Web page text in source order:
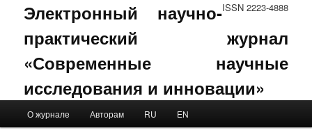
ISSN 2223-4888
Электронный научно-
практический журнал
«Современные научные
исследования и инновации»
Skip to primary content
Skip to secondary content
О журнале Авторам RU EN